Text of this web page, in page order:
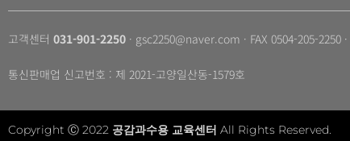
고객센터 031-901-2250 · gsc2250@naver.com · FAX 0504-205-2250 ·
통신판매업 신고번호 : 제 2021-고양일산동-1579호
Copyright Ⓒ 2022 공감과수용 교육센터 All Rights Reserved.